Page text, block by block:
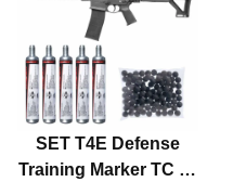
SET T4E Defense
Training Marker TC 68